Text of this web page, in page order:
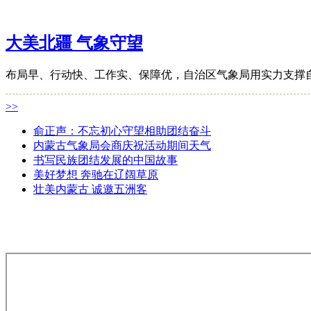
大美北疆 气象守望
布局早、行动快、工作实、保障优，自治区气象局用实力支撑
>>
俞正声：不忘初心守望相助团结奋斗
内蒙古气象局会商庆祝活动期间天气
书写民族团结发展的中国故事
美好梦想 奔驰在辽阔草原
壮美内蒙古 诚邀五洲客